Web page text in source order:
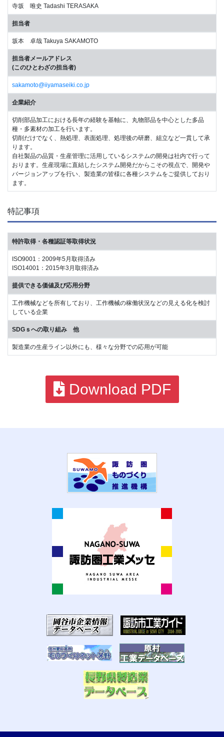
寺坂 唯史 Tadashi TERASAKA
担当者
坂本 卓哉 Takuya SAKAMOTO
担当者メールアドレス
(このひとわざの担当者)
sakamoto@iiyamaseiki.co.jp
企業紹介
切削部品加工における長年の経験を基軸に、丸物部品を中心とした多品
種・多素材の加工を行います。
切削だけでなく、熱処理、表面処理、処理後の研磨、組立など一貫して承
ります。
自社製品の品質・生産管理に活用しているシステムの開発は社内で行って
おります。生産現場に直結したシステム開発だからこその視点で、開発や
バージョンアップを行い、製造業の皆様に各種システムをご提供しており
ます。
特記事項
特許取得・各種認証等取得状況
ISO9001：2009年5月取得済み
ISO14001：2015年3月取得済み
提供できる価値及び応用分野
工作機械などを所有しており、工作機械の稼働状況などの見える化を検討
している企業
SDGｓへの取り組み 他
製造業の生産ライン以外にも、様々な分野での応用が可能
Download PDF